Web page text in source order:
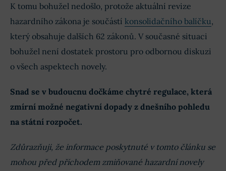
K tomu bohužel nedošlo, protože aktuální revize
hazardního zákona je součástí konsolidačního balíčku,
který obsahuje dalších 62 zákonů. V současné situaci
bohužel není dostatek prostoru pro odbornou diskuzi
o všech aspektech novely.
Snad se v budoucnu dočkáme chytré regulace, která
zmírní možné negativní dopady z dnešního pohledu
na státní rozpočet.
Zdůrazňuji, že informace poskytnuté v tomto článku se
mohou před příchodem zmiňované hazardní novely